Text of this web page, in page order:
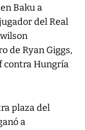
Baku a
del Real
de Ryan Giggs,
contra Hungría
plaza del
a